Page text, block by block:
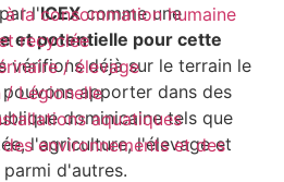
à la consommation humaine
recyclée
/ élevage
/ Légionelle
aquatiques
environnements et des
l'ICEXcomme une
et potentielle pour cette
vérifions déjà sur le terrain le
apporter dans des
dominicaine tels que
l'agriculture, l'élevage et
d'autres.